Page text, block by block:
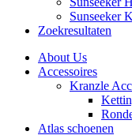
Sunseeker
Zoekresultaten
About Us
Accessoires
Kranzle
Atlas schoenen